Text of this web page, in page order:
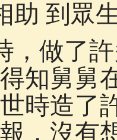
助 到眾
，做了
知舅舅
時造了
，沒有